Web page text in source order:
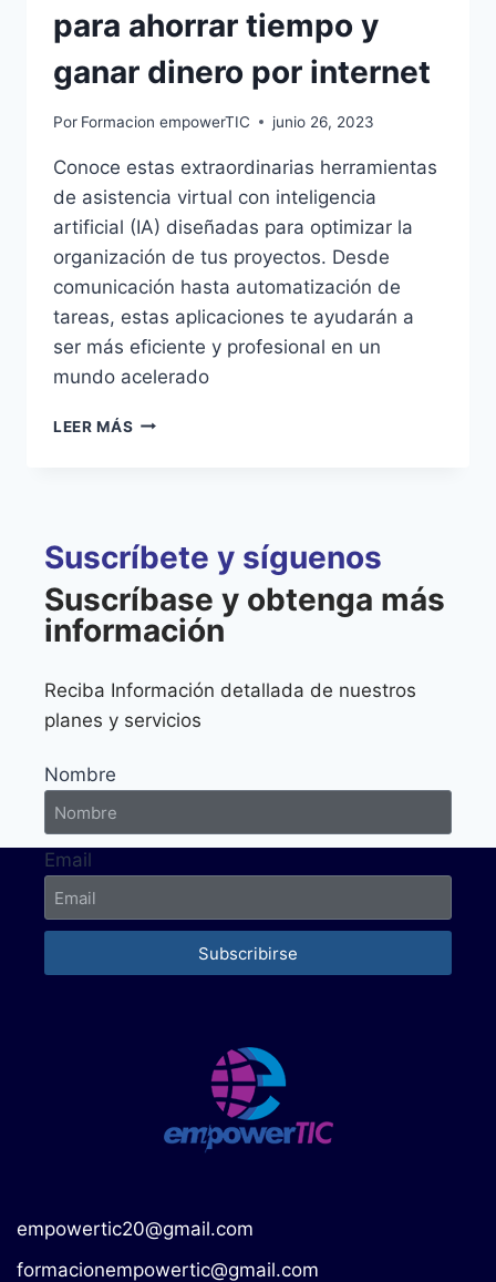
para ahorrar tiempo y
ganar dinero por internet
Por Formacion empowerTIC junio 26, 2023
Conoce estas extraordinarias herramientas
de asistencia virtual con inteligencia
artificial (IA) diseñadas para optimizar la
organización de tus proyectos. Desde
comunicación hasta automatización de
tareas, estas aplicaciones te ayudarán a
ser más eficiente y profesional en un
mundo acelerado
LEER MÁS
Suscríbete y síguenos
Suscríbase y obtenga más
información
Reciba Información detallada de nuestros
planes y servicios
Nombre
Email
Subscribirse
empowertic20@gmail.com
formacionempowertic@gmail.com